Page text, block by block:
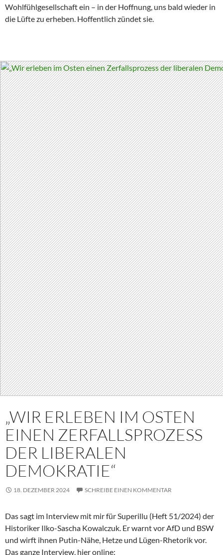
Wohlfühlgesellschaft ein – in der Hoffnung, uns bald wieder in
die Lüfte zu erheben. Hoffentlich zündet sie.
„WIR ERLEBEN IM OSTEN
EINEN ZERFALLSPROZESS
DER LIBERALEN
DEMOKRATIE“
18. DEZEMBER 2024 SCHREIBE EINEN KOMMENTAR
Das sagt im Interview mit mir für Superillu (Heft 51/2024) der
Historiker Ilko-Sascha Kowalczuk. Er warnt vor AfD und BSW
und wirft ihnen Putin-Nähe, Hetze und Lügen-Rhetorik vor.
Das ganze Interview, hier online: